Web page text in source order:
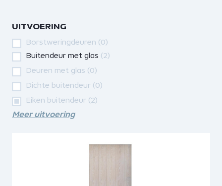
UITVOERING
Borstweringdeuren (0)
Buitendeur met glas (2)
Deuren met glas (0)
Dichte buitendeur (0)
Eiken buitendeur (2)
Meer uitvoering